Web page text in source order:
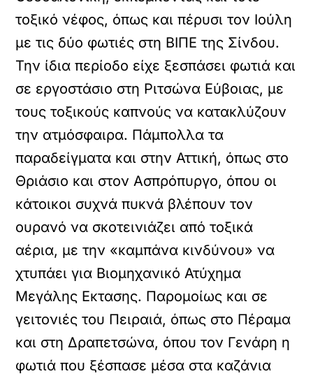
τοξικό νέφος, όπως και πέρυσι τον Ιούλη
με τις δύο φωτιές στη ΒΙΠΕ της Σίνδου.
Την ίδια περίοδο είχε ξεσπάσει φωτιά και
σε εργοστάσιο στη Ριτσώνα Εύβοιας, με
τους τοξικούς καπνούς να κατακλύζουν
την ατμόσφαιρα. Πάμπολλα τα
παραδείγματα και στην Αττική, όπως στο
Θριάσιο και στον Ασπρόπυργο, όπου οι
κάτοικοι συχνά πυκνά βλέπουν τον
ουρανό να σκοτεινιάζει από τοξικά
αέρια, με την «καμπάνα κινδύνου» να
χτυπάει για Βιομηχανικό Ατύχημα
Μεγάλης Εκτασης. Παρομοίως και σε
γειτονιές του Πειραιά, όπως στο Πέραμα
και στη Δραπετσώνα, όπου τον Γενάρη η
φωτιά που ξέσπασε μέσα στα καζάνια